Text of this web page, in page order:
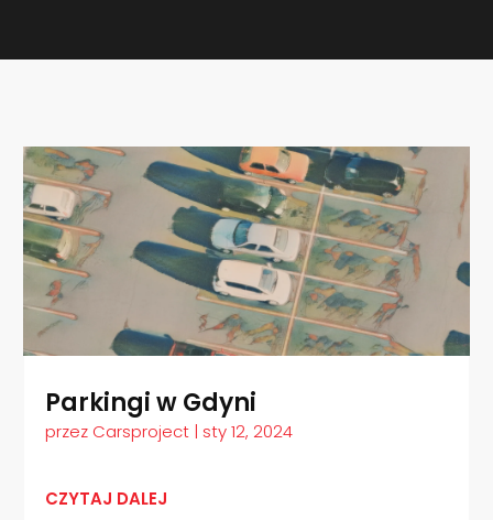
Parkingi w Gdyni
przez Carsproject | sty 12, 2024
CZYTAJ DALEJ